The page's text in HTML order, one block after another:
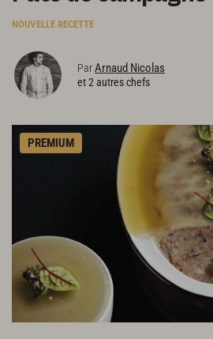
NOUVELLE RECETTE
ParArnaud Nicolas
et 2 autres chefs
PREMIUM